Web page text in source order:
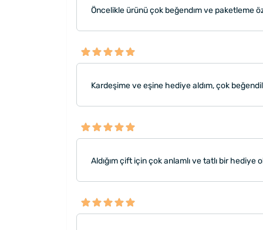
Öncelikle ürünü çok beğendım ve paketleme
Kardeşime ve eşine hediye aldım, çok
Aldığım çift için çok anlamlı ve tatlı bir hediye